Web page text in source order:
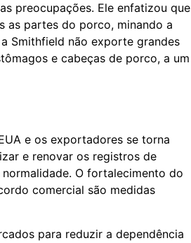
preocupações. Ele enfatizou que
as partes do porco, minando a
Smithfield não exporte grandes
e cabeças de porco, a um
e os exportadores se torna
e renovar os registros de
O fortalecimento do
comercial são medidas
para reduzir a dependência